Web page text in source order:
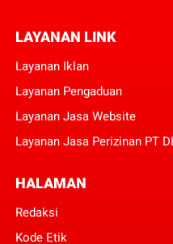
LAYANAN LINK
Layanan Iklan
Layanan Pengaduan
Layanan Jasa Website
Layanan Jasa Perizinan PT
HALAMAN
Redaksi
Kode Etik